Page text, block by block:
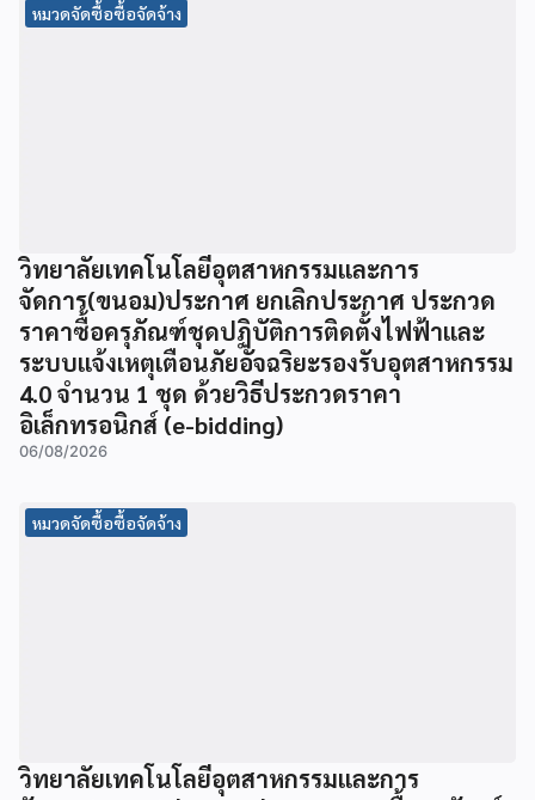
หมวดจัดซื้อซื้อจัดจ้าง
วิทยาลัยเทคโนโลยีอุตสาหกรรมและการ
จัดการ(ขนอม)ประกาศ ยกเลิกประกาศ ประกวด
ราคาซื้อครุภัณฑ์ชุดปฏิบัติการติดตั้งไฟฟ้าและ
ระบบแจ้งเหตุเตือนภัยอัจฉริยะรองรับอุตสาหกรรม
4.0 จำนวน 1 ชุด ด้วยวิธีประกวดราคา
อิเล็กทรอนิกส์ (e-bidding)
06/08/2026
หมวดจัดซื้อซื้อจัดจ้าง
วิทยาลัยเทคโนโลยีอุตสาหกรรมและการ